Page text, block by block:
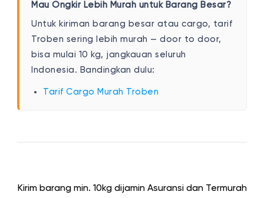
Mau Ongkir Lebih Murah untuk Barang Besar?
Untuk kiriman barang besar atau cargo, tarif
Troben sering lebih murah — door to door,
bisa mulai 10 kg, jangkauan seluruh
Indonesia. Bandingkan dulu:
Tarif Cargo Murah Troben
Kirim barang min. 10kg dijamin Asuransi dan Termurah